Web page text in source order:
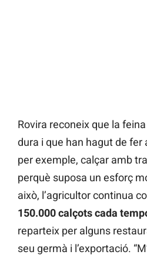
Rovira reconeix que la
dura i que han hagut de fer
per exemple, calçar amb
perquè suposa un esforç
això, l’agricultor continua
150.000 calçots cada
reparteix per alguns
seu germà i l’exportació.